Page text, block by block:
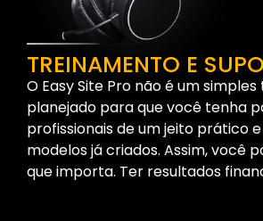
TREINAMENTO E
O Easy Site Pro não é um
planejado para que você tenha
profissionais de um jeito prático
modelos já criados. Assim, você
que importa. Ter resultados